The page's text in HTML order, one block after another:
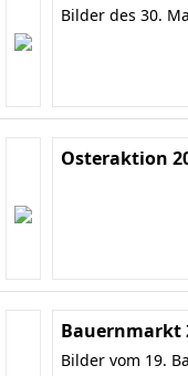
Bilder des 30.
Osteraktion
Bauernmarkt
Bilder vom 19.